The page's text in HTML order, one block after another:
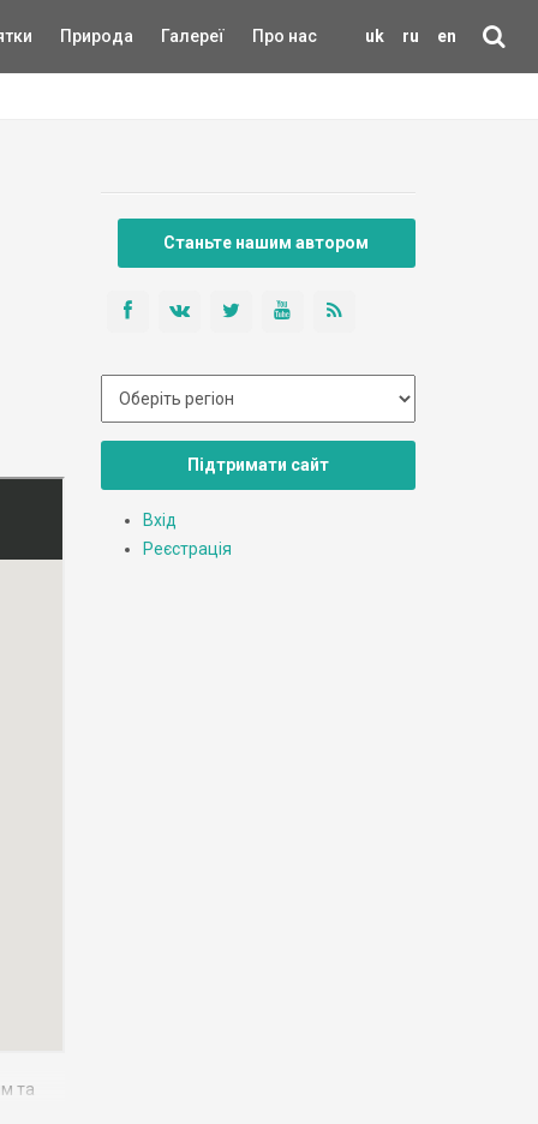
uk ru en
Природа Галереї Про нас
та
Станьте нашим автором
Підтримати сайт
Вхід
Реєстрація